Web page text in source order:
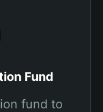
Fund
fund to